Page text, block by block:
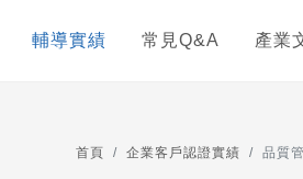
輔導實績 常見Q&A 產業
首頁 企業客戶認證實績 品質